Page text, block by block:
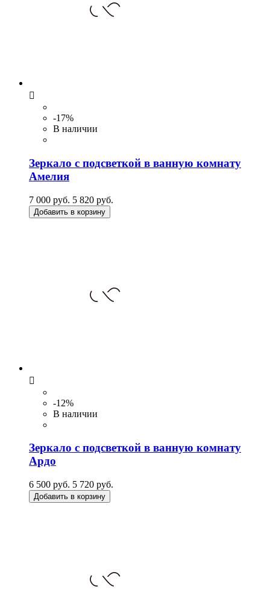

-17%
В наличии
Зеркало с подсветкой в ванную комнату
Амелия
7 000 руб. 5 820 руб.
Добавить в корзину

-12%
В наличии
Зеркало с подсветкой в ванную комнату
Ардо
6 500 руб. 5 720 руб.
Добавить в корзину